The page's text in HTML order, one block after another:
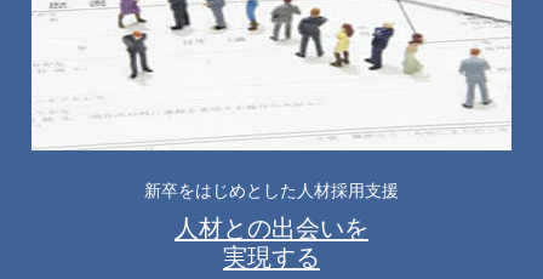
新卒をはじめとした人材採用支援
人材との出会いを
実現する